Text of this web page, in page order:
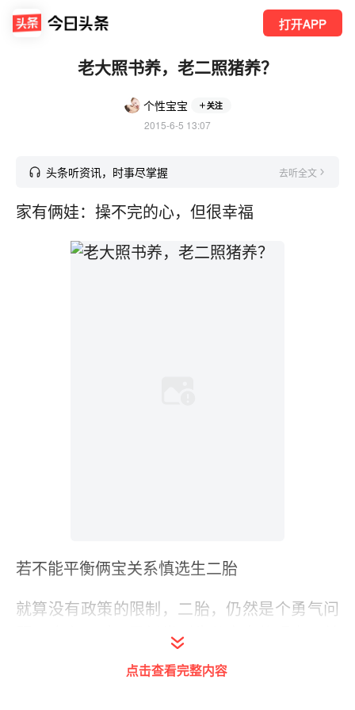
打开APP
老大照书养，老二照猪养？
个性宝宝 关注
2015-6-5 13:07
头条听资讯，时事尽掌握 去听全文
家有俩娃：操不完的心，但很幸福
若不能平衡俩宝关系慎选生二胎
就算没有政策的限制，二胎，仍然是个勇气问
题。确实，对于已经尝到生儿育女的艰辛，并
且仍在这条路上摸索的宝爸宝妈来说，二胎可
不仅仅是多一张嘴的问题，生活质量、经济压
点击查看完整内容